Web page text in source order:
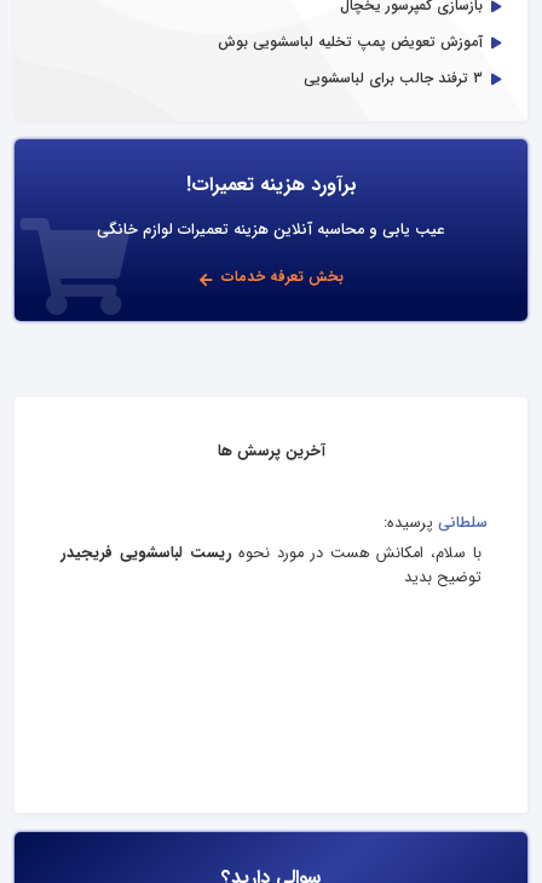
بازسازی کمپرسور یخچال
آموزش تعویض پمپ تخلیه لباسشویی بوش
3 ترفند جالب برای لباسشویی
برآورد هزینه تعمیرات!
عیب یابی و محاسبه آنلاین هزینه تعمیرات لوازم خانگی
بخش تعرفه خدمات
آخرین پرسش ها
سلطانی پرسیده:
با سلام، امکانش هست در مورد نحوهریست لباسشویی فریجیدر
توضیح بدید